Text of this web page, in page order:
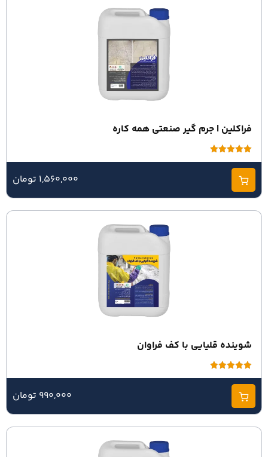
فراکلین | جرم گیر صنعتی همه کاره
امتیاز5.00
از 5
1,560,000 تومان
شوینده قلیایی با کف فراوان
امتیاز5.00
از 5
990,000 تومان